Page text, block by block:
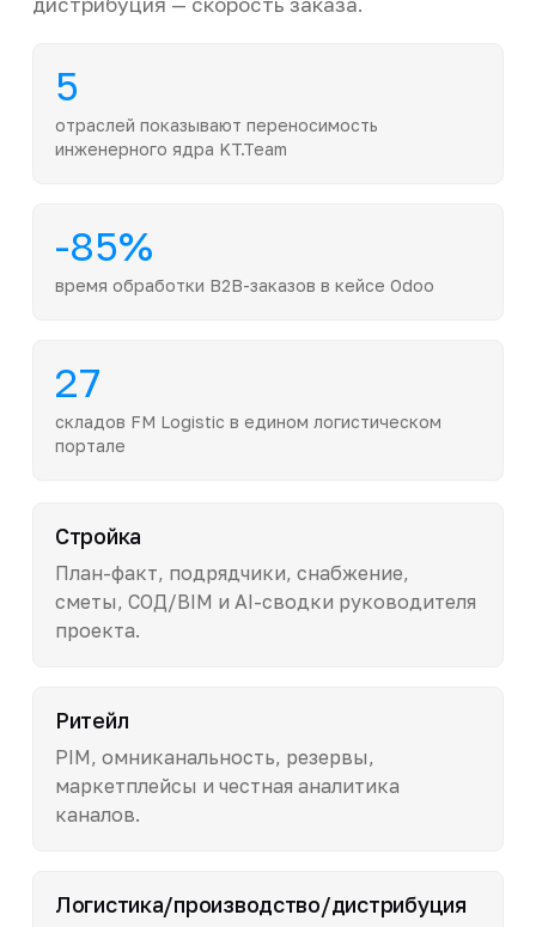
5
отраслей показывают переносимость
инженерного ядра KT.Team
-85%
время обработки B2B-заказов в кейсе Odoo
27
складов FM Logistic в едином логистическом
портале
Стройка
План-факт, подрядчики, снабжение,
сметы, СОД/BIM и AI-сводки руководителя
проекта.
Ритейл
PIM, омниканальность, резервы,
маркетплейсы и честная аналитика
каналов.
Логистика/производство/дистрибуция